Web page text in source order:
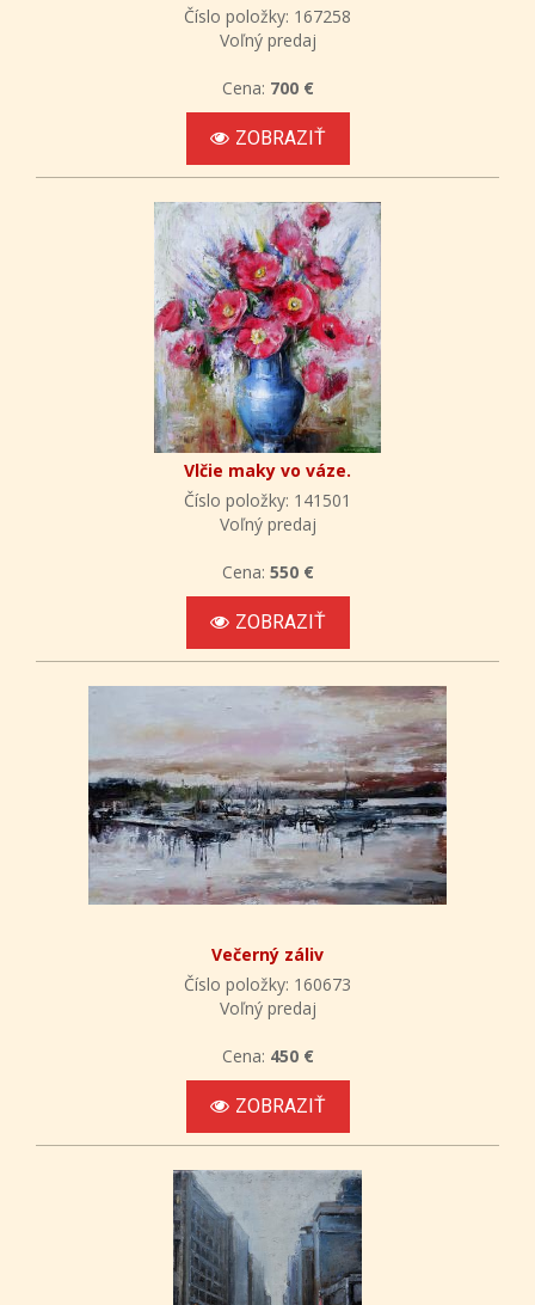
Číslo položky: 167258
Voľný predaj
Cena: 700 €
ZOBRAZIŤ
Vlčie maky vo váze.
Číslo položky: 141501
Voľný predaj
Cena: 550 €
ZOBRAZIŤ
Večerný záliv
Číslo položky: 160673
Voľný predaj
Cena: 450 €
ZOBRAZIŤ